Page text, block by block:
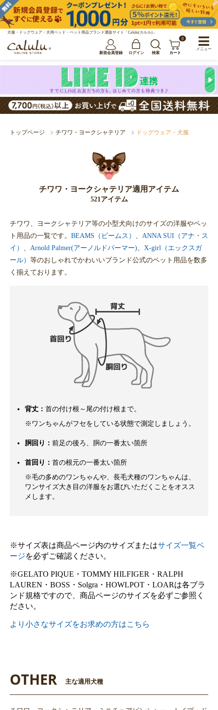
犬服・ドッグウェア・犬用ベッド・ペット用品ブランド通販サイト「Calulu(カルル)」
新規会員登録 ログイン 検索
0
カート
トップページ チワワ・ヨークシャテリア ドッグウェア・犬服
チワワ・ヨークシャテリア適用アイテム
521アイテム
チワワ、ヨークシャテリア等の小型犬向けのサイズの洋服やペッ
ト用品の一覧です。 BEAMS（ビームス）
ANNA SUI（アナ・ス
イ）
Arnold Palmer(アーノルドパーマー)
X-girl（エックスガ
ール） 等のおしゃれでかわいいブランド公式のペット用品を数多
く揃えております。
背丈： 首の付け根～尾の付け根まで。
※ワンちゃんがフセをしている状態で測定しましょう。
胴回り： 前足の後ろ、胴の一番太い箇所
首回り： 首の根元の一番太い箇所
※毛の多めのワンちゃんや、長毛犬種のワンちゃんは、
ワンサイズ大き目の洋服をお選びいただくことをオスス
メします。
※サイズ表は商品ページ内のサイズまたはサイズ一覧ペ
ージを必ずご確認ください。
※GELATO PIQUE・TOMMY HILFIGER・RALPH
LAUREN・BOSS・Solgra・HOWLPOT・LOARは各ブラ
ンド規格ですので、商品ページのサイズを必ずご参照く
ださい。
より小さなサイズをお求めの方はこちら
OTHER 主な適用犬種
メニュー